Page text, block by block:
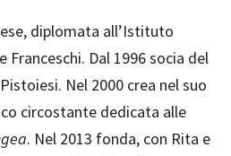
diplomata all’Istituto
Franceschi. Dal 1996 socia del
Nel 2000 crea nel suo
circostante dedicata alle
. Nel 2013 fonda, con Rita e